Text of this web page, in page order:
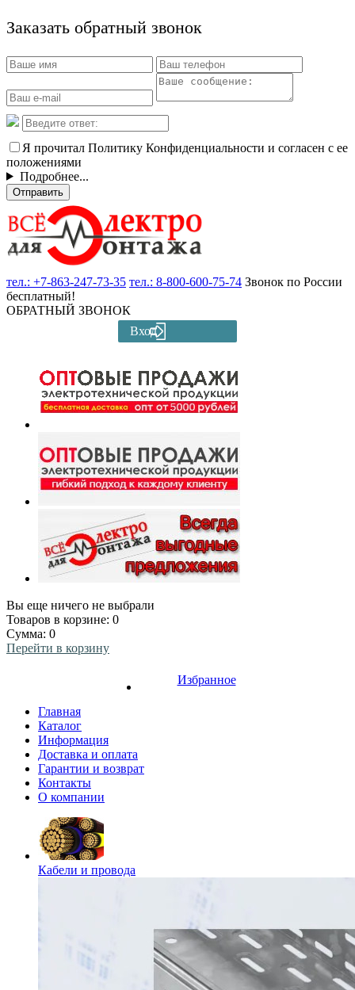
Заказать обратный звонок
Я прочитал Политику Конфиденциальности и согласен с ее
положениями
Подробнее...
Отправить
тел.: +7-863-247-73-35 тел.: 8-800-600-75-74 Звонок по России
бесплатный!
ОБРАТНЫЙ ЗВОНОК
Вход
Вы еще ничего не выбрали
Товаров в корзине: 0
Сумма: 0
Перейти в корзину
Избранное
Главная
Каталог
Информация
Доставка и оплата
Гарантии и возврат
Контакты
О компании
Кабели и провода